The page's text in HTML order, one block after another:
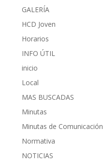
GALERÍA
HCD Joven
Horarios
INFO ÚTIL
inicio
Local
MAS BUSCADAS
Minutas
Minutas de Comunicación
Normativa
NOTICIAS